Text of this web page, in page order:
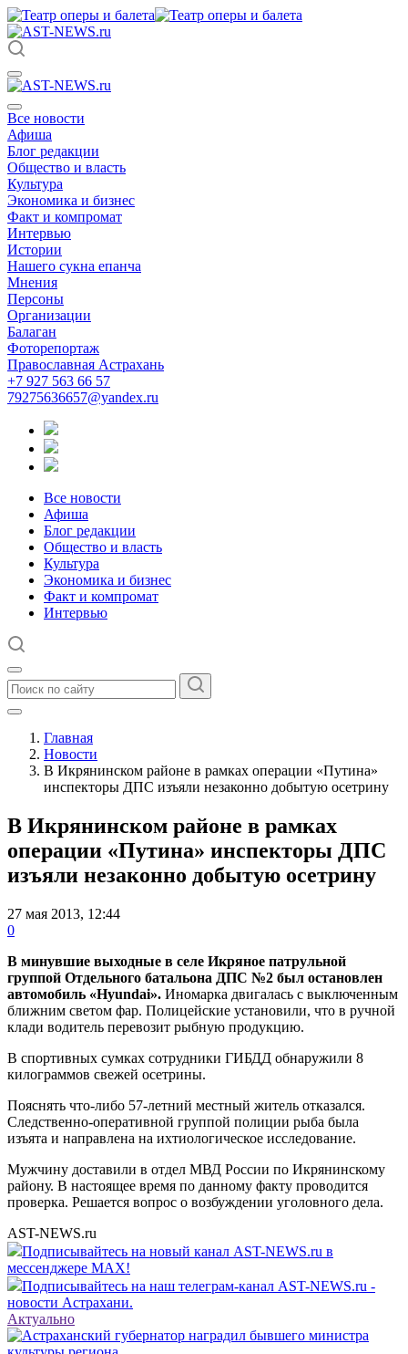
Все новости
Афиша
Блог редакции
Общество и власть
Культура
Экономика и бизнес
Факт и компромат
Интервью
Истории
Нашего сукна епанча
Мнения
Персоны
Организации
Балаган
Фоторепортаж
Православная Астрахань
+7 927 563 66 57
79275636657@yandex.ru
Все новости
Афиша
Блог редакции
Общество и власть
Культура
Экономика и бизнес
Факт и компромат
Интервью
Главная
Новости
В Икрянинском районе в рамках операции «Путина»
инспекторы ДПС изъяли незаконно добытую осетрину
В Икрянинском районе в рамках
операции «Путина» инспекторы ДПС
изъяли незаконно добытую осетрину
27 мая 2013, 12:44
0
В минувшие выходные в селе Икряное патрульной
группой Отдельного батальона ДПС №2 был остановлен
автомобиль «Hyundai». Иномарка двигалась с выключенным
ближним светом фар. Полицейские установили, что в ручной
клади водитель перевозит рыбную продукцию.
В спортивных сумках сотрудники ГИБДД обнаружили 8
килограммов свежей осетрины.
Пояснять что-либо 57-летний местный житель отказался.
Следственно-оперативной группой полиции рыба была
изъята и направлена на ихтиологическое исследование.
Мужчину доставили в отдел МВД России по Икрянинскому
району. В настоящее время по данному факту проводится
проверка. Решается вопрос о возбуждении уголовного дела.
AST-NEWS.ru
Подписывайтесь на новый канал AST-NEWS.ru в
мессенджере MAX!
Подписывайтесь на наш телеграм-канал AST-NEWS.ru -
новости Астрахани.
Актуально